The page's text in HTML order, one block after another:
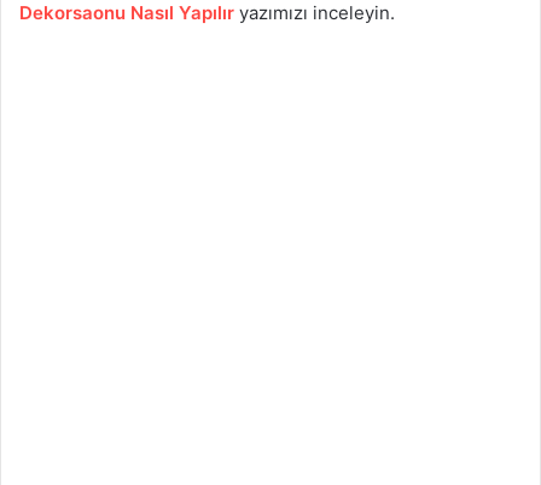
Dekorsaonu Nasıl Yapılır yazımızı inceleyin.